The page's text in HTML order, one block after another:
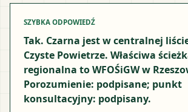
SZYBKA ODPOWIEDŹ
Tak. Czarna jest w centralnej
Czyste Powietrze. Właściwa
regionalna to WFOŚiGW w
Porozumienie: podpisane; punkt
konsultacyjny: podpisany.